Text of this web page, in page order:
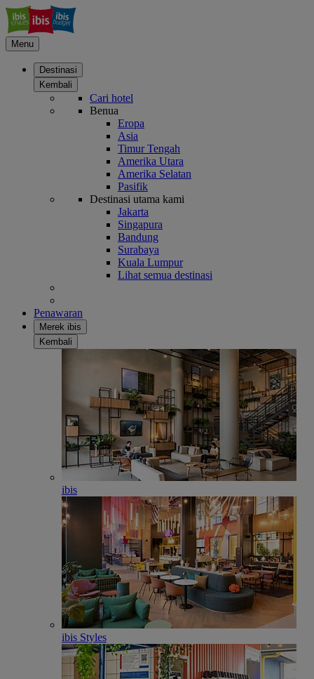
Menu
Destinasi
Kembali
Cari hotel
Benua
Eropa
Asia
Timur Tengah
Amerika Utara
Amerika Selatan
Pasifik
Destinasi utama kami
Jakarta
Singapura
Bandung
Surabaya
Kuala Lumpur
Lihat semua destinasi
Penawaran
Merek ibis
Kembali
ibis
ibis Styles